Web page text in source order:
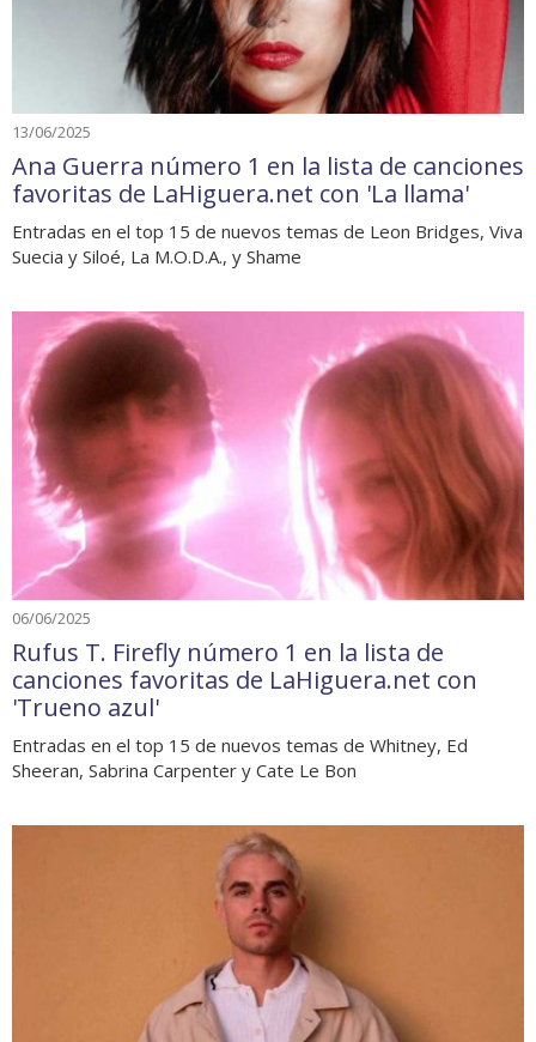
13/06/2025
Ana Guerra número 1 en la lista de canciones
favoritas de LaHiguera.net con 'La llama'
Entradas en el top 15 de nuevos temas de Leon Bridges, Viva
Suecia y Siloé, La M.O.D.A., y Shame
06/06/2025
Rufus T. Firefly número 1 en la lista de
canciones favoritas de LaHiguera.net con
'Trueno azul'
Entradas en el top 15 de nuevos temas de Whitney, Ed
Sheeran, Sabrina Carpenter y Cate Le Bon